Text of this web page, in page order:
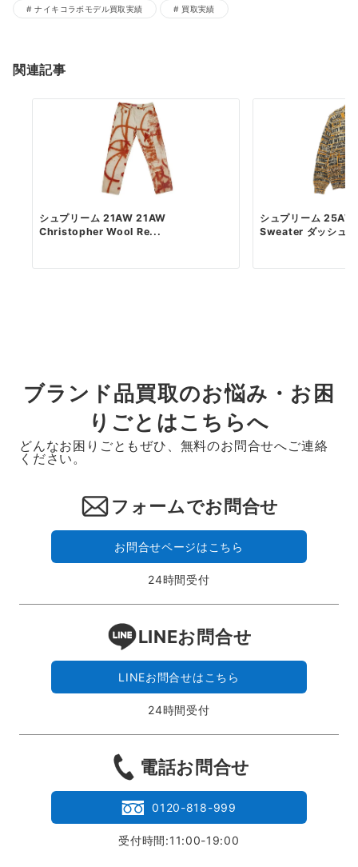
ナイキコラボモデル買取実績 買取実績
関連記事
シュプリーム 21AW 21AW
Christopher Wool Re...
シュプリーム
Sweater ダッシュ...
ブランド品買取のお悩み・お困
りごとはこちらへ
どんなお困りごともぜひ、無料のお問合せへご連絡
ください。
フォームでお問合せ
お問合せページはこちら
24時間受付
LINEお問合せ
LINEお問合せはこちら
24時間受付
電話お問合せ
0120-818-999
受付時間:11:00-19:00